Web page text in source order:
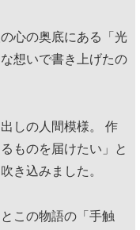
心の奥底にある「光
想いで書き上げたの
しの人間模様。 作
ものを届けたい」と
き込みました。
この物語の「手触